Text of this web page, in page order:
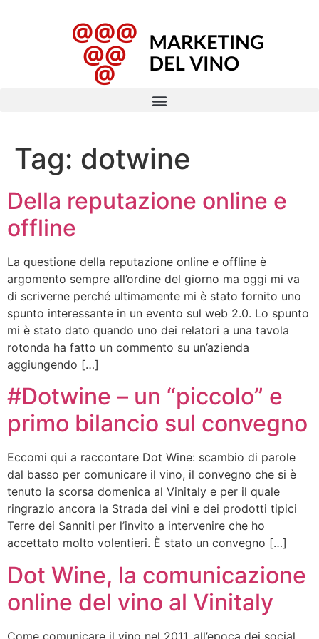
Tag: dotwine
Della reputazione online e
offline
La questione della reputazione online e offline è
argomento sempre all’ordine del giorno ma oggi mi va
di scriverne perché ultimamente mi è stato fornito uno
spunto interessante in un evento sul web 2.0. Lo spunto
mi è stato dato quando uno dei relatori a una tavola
rotonda ha fatto un commento su un’azienda
aggiungendo […]
#Dotwine – un “piccolo” e
primo bilancio sul convegno
Eccomi qui a raccontare Dot Wine: scambio di parole
dal basso per comunicare il vino, il convegno che si è
tenuto la scorsa domenica al Vinitaly e per il quale
ringrazio ancora la Strada dei vini e dei prodotti tipici
Terre dei Sanniti per l’invito a intervenire che ho
accettato molto volentieri. È stato un convegno […]
Dot Wine, la comunicazione
online del vino al Vinitaly
Come comunicare il vino nel 2011, all’epoca dei social